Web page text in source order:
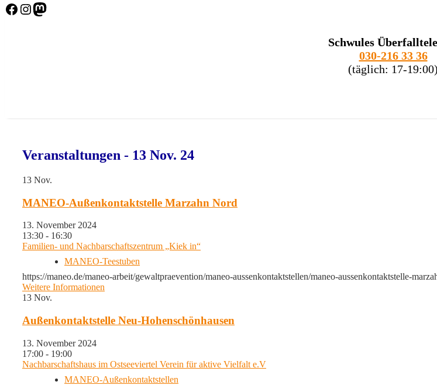
Facebook Instagram Mastodon
Schwules
030-216 33 36
(täglich: 17-19:00)
Veranstaltungen - 13 Nov. 24
13 Nov.
MANEO-Außenkontaktstelle Marzahn Nord
13. November 2024
13:30 - 16:30
Familien- und Nachbarschaftszentrum „Kiek in“
MANEO-Teestuben
https://maneo.de/maneo-arbeit/gewaltpraevention/maneo-aussenkontaktstellen/maneo-aussenkontaktstelle-
Weitere Informationen
13 Nov.
Außenkontaktstelle Neu-Hohenschönhausen
13. November 2024
17:00 - 19:00
Nachbarschaftshaus im Ostseeviertel Verein für aktive Vielfalt e.V
MANEO-Außenkontaktstellen